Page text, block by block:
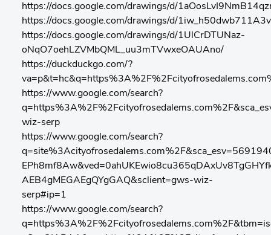
https://docs.google.com/drawings/d/
https://docs.google.com/drawings/d/
https://docs.google.com/drawings/d/1UlCrDTUNaz-
oNqO7oehLZVMbQML_uu3mTVwxeOAUAno/
https://duckduckgo.com/?
https://www.google.com/search?
wiz-serp
https://www.google.com/search?
AEB4gMEGAEgQYgGAQ&sclient=gws-wiz-
serp#ip=1
https://www.google.com/search?